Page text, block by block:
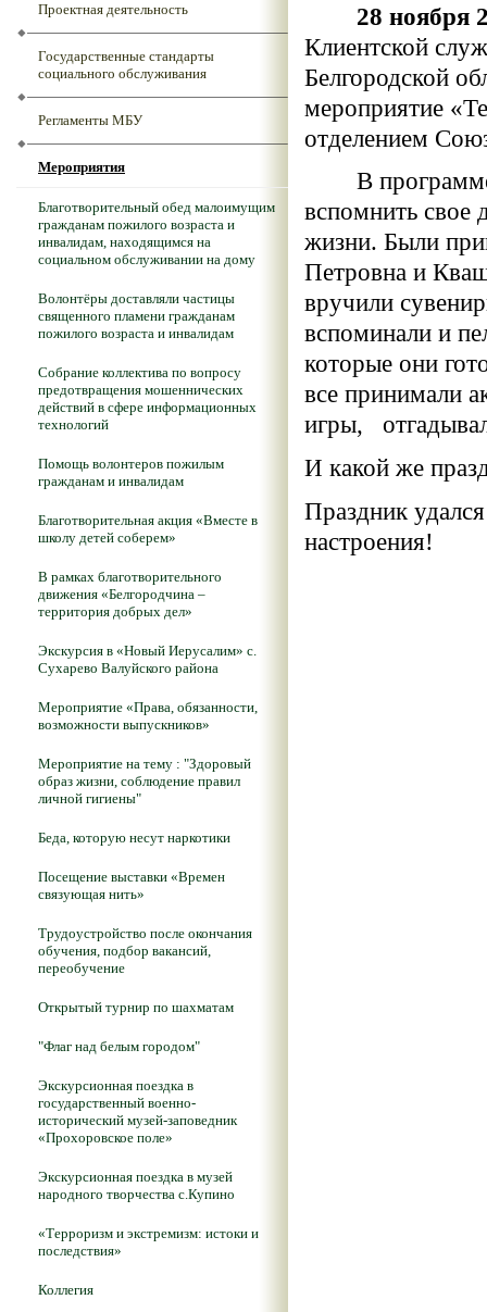
Проектная деятельность
Государственные стандарты
социального обслуживания
Регламенты МБУ
Мероприятия
Благотворительный обед малоимущим
гражданам пожилого возраста и
инвалидам, находящимся на
социальном обслуживании на дому
Волонтёры доставляли частицы
священного пламени гражданам
пожилого возраста и инвалидам
Собрание коллектива по вопросу
предотвращения мошеннических
действий в сфере информационных
технологий
Помощь волонтеров пожилым
гражданам и инвалидам
Благотворительная акция «Вместе в
школу детей соберем»
В рамках благотворительного
движения «Белгородчина –
территория добрых дел»
Экскурсия в «Новый Иерусалим» с.
Сухарево Валуйского района
Мероприятие «Права, обязанности,
возможности выпускников»
Мероприятие на тему : "Здоровый
образ жизни, соблюдение правил
личной гигиены"
Беда, которую несут наркотики
Посещение выставки «Времен
связующая нить»
Трудоустройство после окончания
обучения, подбор вакансий,
переобучение
Открытый турнир по шахматам
"Флаг над белым городом"
Экскурсионная поездка в
государственный военно-
исторический музей-заповедник
«Прохоровское поле»
Экскурсионная поездка в музей
народного творчества с.Купино
«Терроризм и экстремизм: истоки и
последствия»
Коллегия
28 ноября
Клиентской
Белгородской
мероприятие
отделением
В программе,
вспомнить свое
жизни. Были
Петровна и
вручили
вспоминали и
которые они
все принимали
игры,
И какой же
Праздник
настроения!